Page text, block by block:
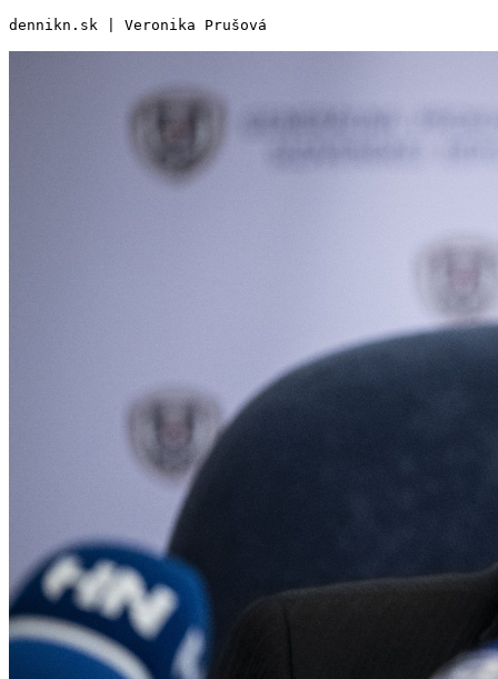
dennikn.sk | Veronika Prušová